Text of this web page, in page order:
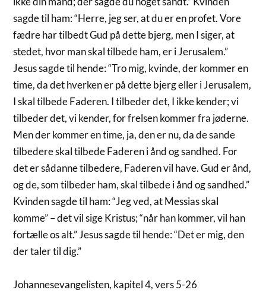
sagde til ham: “Herre, jeg ser, at du er en profet. Vore
fædre har tilbedt Gud på dette bjerg, men I siger, at
stedet, hvor man skal tilbede ham, er i Jerusalem.”
Jesus sagde til hende: “Tro mig, kvinde, der kommer en
time, da det hverken er på dette bjerg eller i Jerusalem,
I skal tilbede Faderen. I tilbeder det, I ikke kender; vi
tilbeder det, vi kender, for frelsen kommer fra jøderne.
Men der kommer en time, ja, den er nu, da de sande
tilbedere skal tilbede Faderen i ånd og sandhed. For
det er sådanne tilbedere, Faderen vil have. Gud er ånd,
og de, som tilbeder ham, skal tilbede i ånd og sandhed.”
Kvinden sagde til ham: “Jeg ved, at Messias skal
komme” – det vil sige Kristus; “når han kommer, vil han
fortælle os alt.” Jesus sagde til hende: “Det er mig, den
der taler til dig.”
Johannesevangelisten, kapitel 4, vers 5-26